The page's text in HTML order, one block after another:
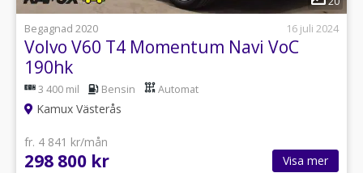
Begagnad 2020
16 juli 2024
Volvo V60 T4 Momentum Navi VoC
190hk
3 400 mil Bensin Automat
Kamux Västerås
fr. 4 841 kr/mån
298 800 kr Visa mer